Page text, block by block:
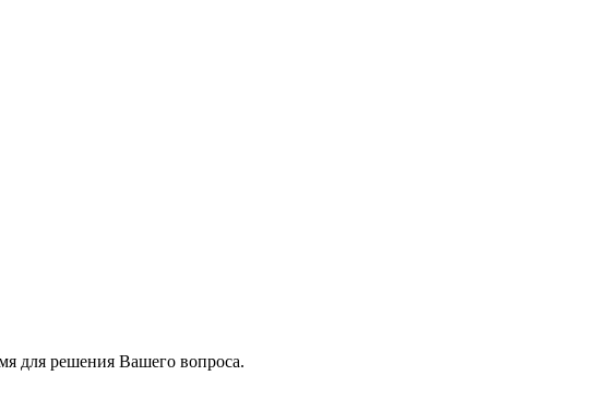
для решения Вашего вопроса.